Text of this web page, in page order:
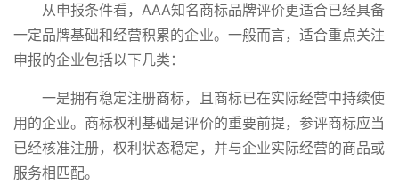
从申报条件看，AAA知名商标品牌评价更适合已经具备
一定品牌基础和经营积累的企业。一般而言，适合重点关注
申报的企业包括以下几类：
一是拥有稳定注册商标，且商标已在实际经营中持续使
用的企业。商标权利基础是评价的重要前提，参评商标应当
已经核准注册，权利状态稳定，并与企业实际经营的商品或
服务相匹配。